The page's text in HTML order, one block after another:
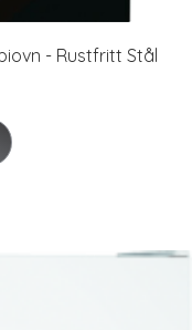
- Rustfritt Stål